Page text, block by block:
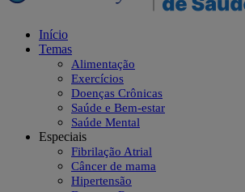
Início
Temas
Alimentação
Exercícios
Doenças Crônicas
Saúde e Bem-estar
Saúde Mental
Especiais
Fibrilação Atrial
Câncer de mama
Hipertensão